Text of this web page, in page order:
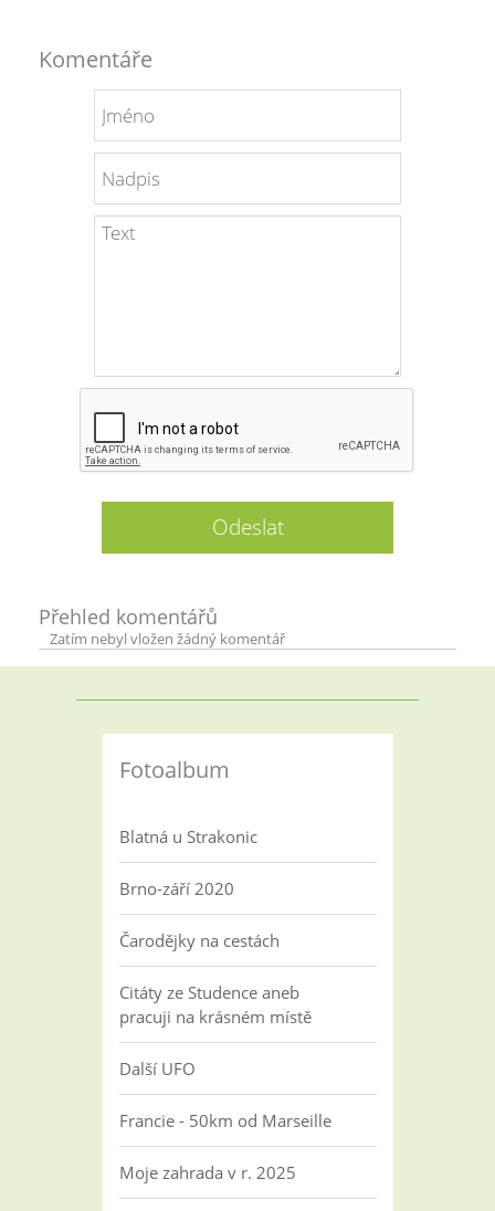
Komentáře
Přehled komentářů
Zatím nebyl vložen žádný komentář
Fotoalbum
Blatná u Strakonic
Brno-září 2020
Čarodějky na cestách
Citáty ze Studence aneb
pracuji na krásném místě
Další UFO
Francie - 50km od Marseille
Moje zahrada v r. 2025